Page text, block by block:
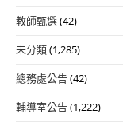
教師甄選(42)
未分類(1,285)
總務處公告(42)
輔導室公告(1,222)